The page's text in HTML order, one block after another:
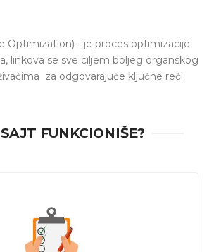
Optimization) - je proces optimizacije
linkova se sve ciljem boljeg organskog
za odgovarajuće ključne reči.
bi bio bolje plasiran u
sajt dovodi do
pretrage na Google-u,
pretrage.
se može podeliti na dve grupe:
FUNKCIONIŠE?